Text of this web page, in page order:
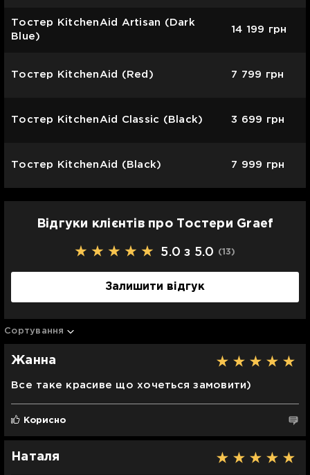
Тостер KitchenAid Artisan (Dark
Blue)
14 199 грн
Тостер KitchenAid (Red) 7 799 грн
Тостер KitchenAid Classic (Black) 3 699 грн
Тостер KitchenAid (Black) 7 999 грн
Відгуки клієнтів про Тостери Graef
5.0 з 5.0 (13)
Залишити відгук
Сортування
Жанна
Все таке красиве що хочеться замовити)
Корисно
Наталя